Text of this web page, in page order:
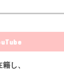
し、